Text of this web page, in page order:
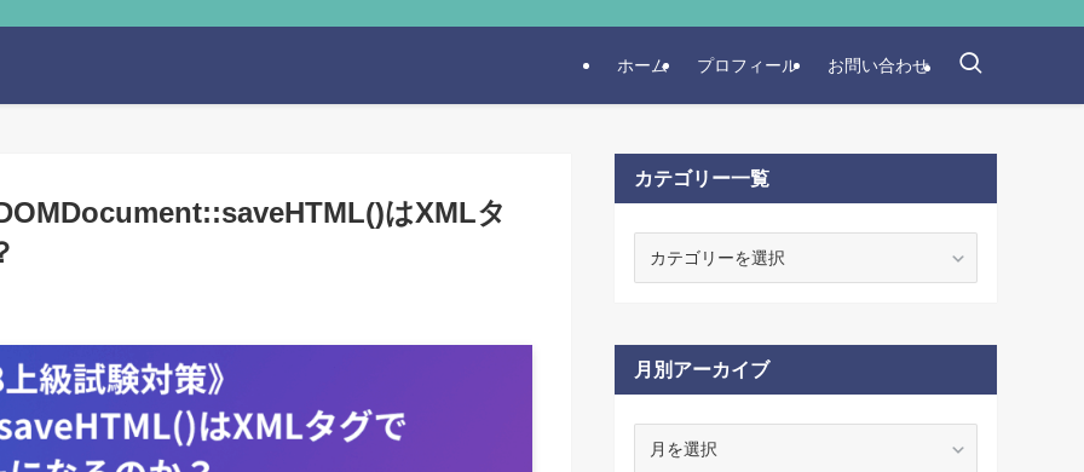
ホーム プロフィール お問い合わせ
はXMLタ
カテゴリー一覧
ー
一
月別アーカイブ